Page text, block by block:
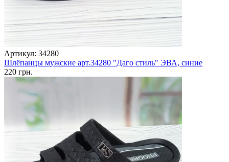
Артикул: 34280
Шлёпанцы мужские арт.34280 "Даго стиль" ЭВА, синие
220 грн.